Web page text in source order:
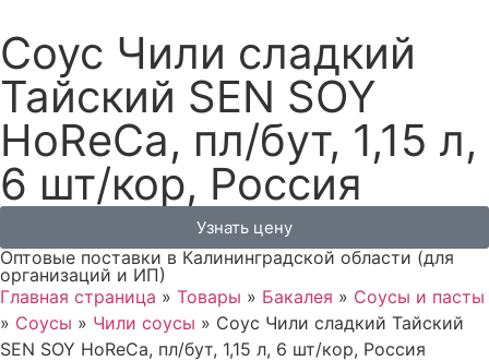
Соус Чили сладкий
Тайский SEN SOY
HoReCa, пл/бут, 1,15 л,
6 шт/кор, Россия
Узнать цену
Оптовые поставки в Калининградской области (для
организаций и ИП)
Главная страница » Товары » Бакалея » Соусы и пасты
» Соусы » Чили соусы » Соус Чили сладкий Тайский
SEN SOY HoReCa, пл/бут, 1,15 л, 6 шт/кор, Россия